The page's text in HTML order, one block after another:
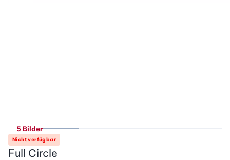
5 Bilder
Nicht verfügbar
Full Circle